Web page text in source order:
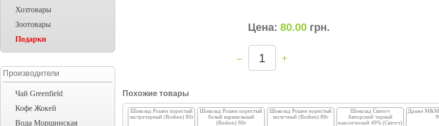
Хозтовары
Зоотовары
Подарки
Производители
Чай Greenfield
Кофе Жокей
Вода Моршинская
Цена: 80.00 грн.
– +
Похожие товары
Шоколад Рошен пористый
экстрачерный (Roshen) 80г
Шоколад Рошен пористый
белый карамельный
(Roshen) 80г
Шоколад Рошен пористый
молочный (Roshen) 80г
Шоколад Свиточ
Авторский черный
классический 49% (Світоч)
Драже